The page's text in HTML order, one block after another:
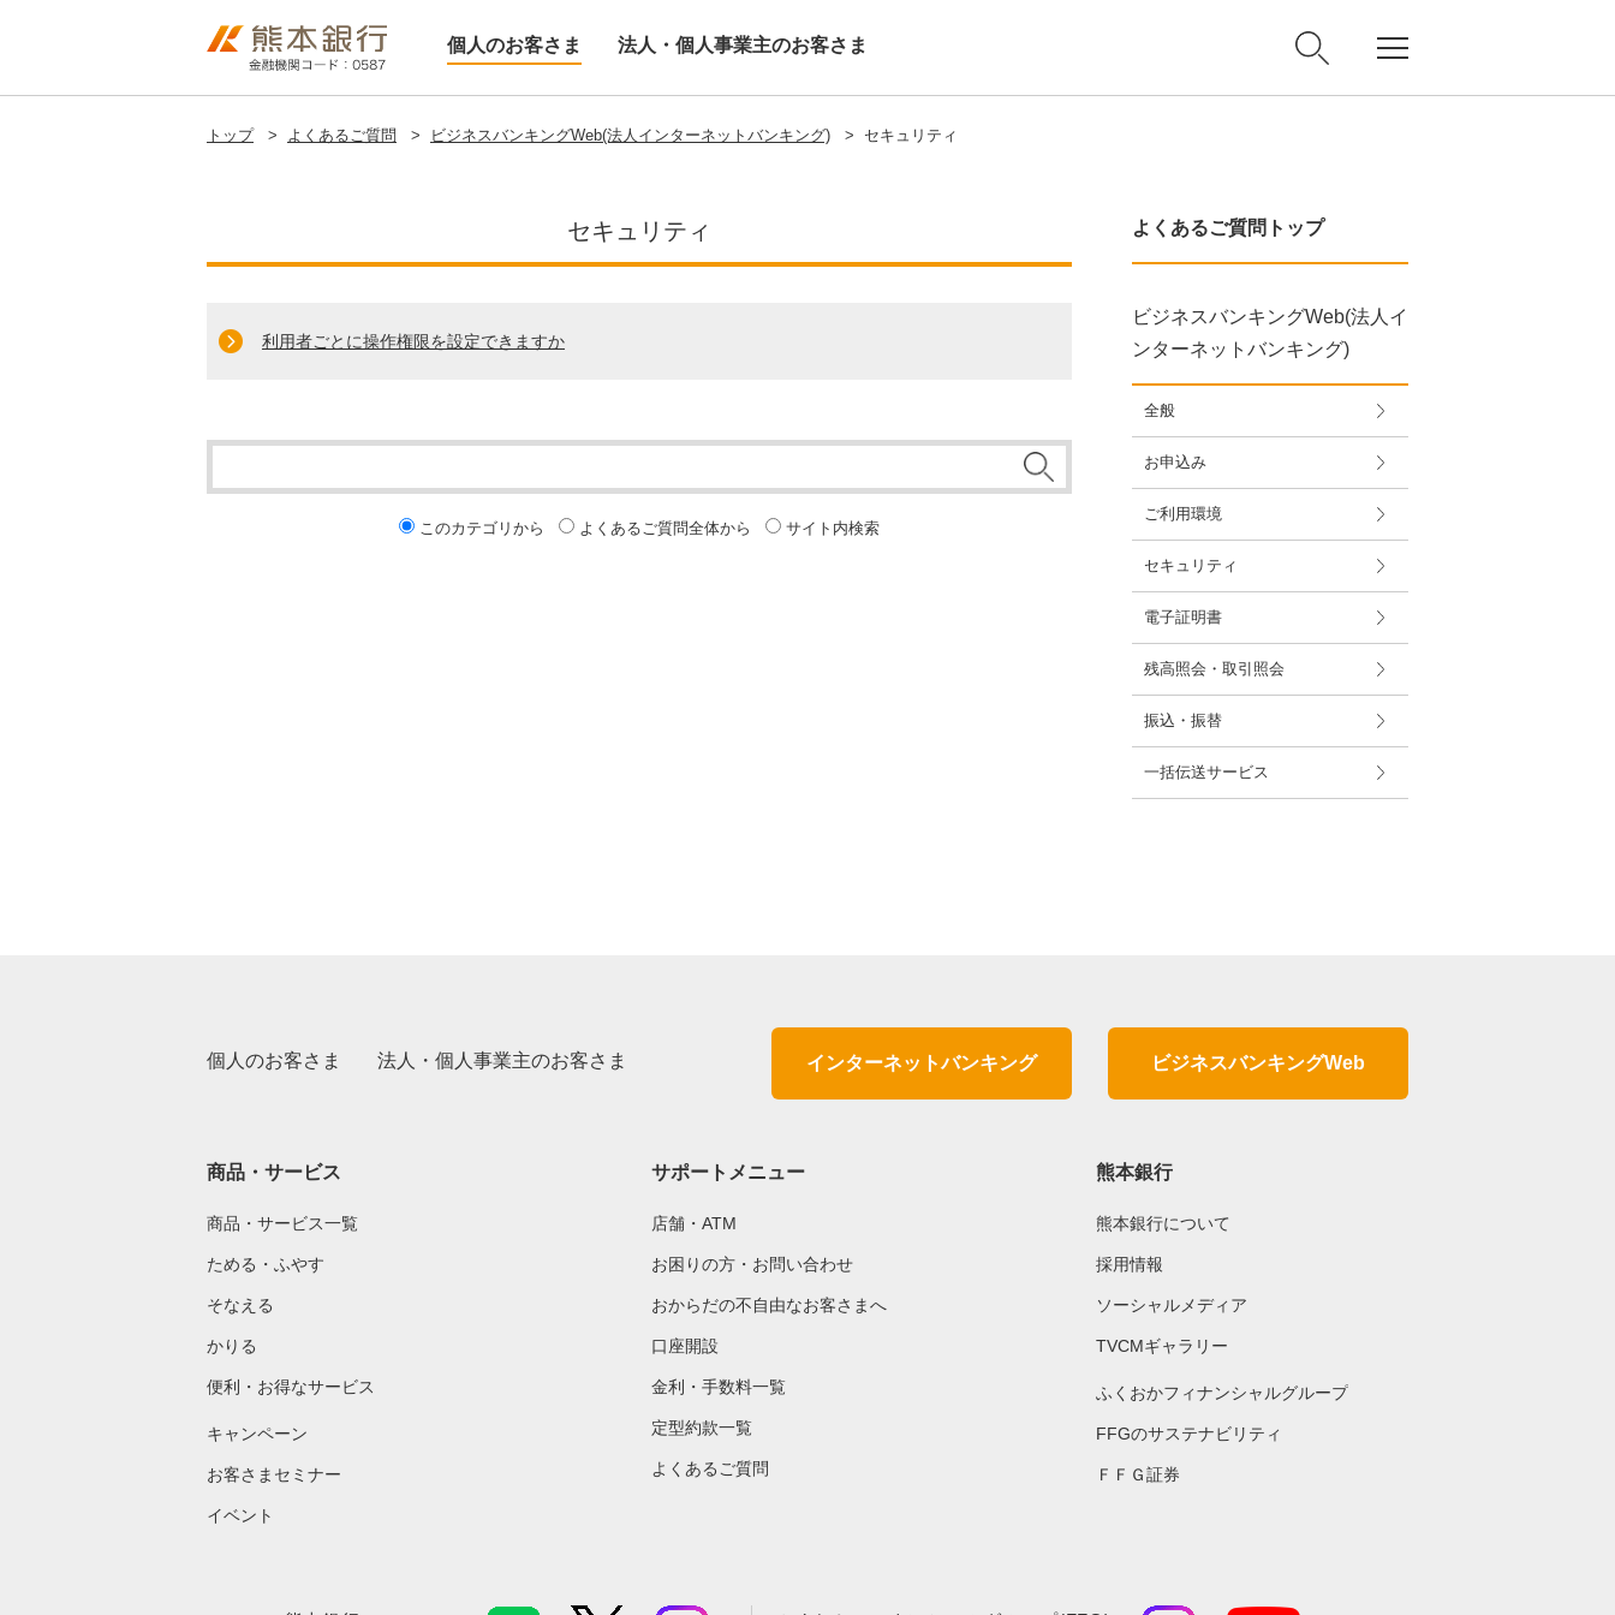
個人のお客さま 法人・個人事業主のお客さま
トップ > よくあるご質問 > ビジネスバンキングWeb(法人インターネットバンキング) > セキュリティ
セキュリティ
利用者ごとに操作権限を設定できますか
このカテゴリから よくあるご質問全体から サイト内検索
よくあるご質問トップ
ビジネスバンキングWeb(法人イ
ンターネットバンキング)
全般
お申込み
ご利用環境
セキュリティ
電子証明書
残高照会・取引照会
振込・振替
一括伝送サービス
個人のお客さま 法人・個人事業主のお客さま インターネットバンキング ビジネスバンキングWeb
商品・サービス
商品・サービス一覧
ためる・ふやす
そなえる
かりる
便利・お得なサービス
キャンペーン
お客さまセミナー
イベント
サポートメニュー
店舗・ATM
お困りの方・お問い合わせ
おからだの不自由なお客さまへ
口座開設
金利・手数料一覧
定型約款一覧
よくあるご質問
熊本銀行
熊本銀行について
採用情報
ソーシャルメディア
TVCMギャラリー
ふくおかフィナンシャルグループ
FFGのサステナビリティ
ＦＦＧ証券